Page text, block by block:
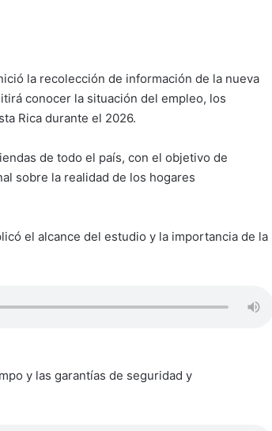
la recolección de información de la nueva
conocer la situación del empleo, los
Rica durante el 2026.
de todo el país, con el objetivo de
sobre la realidad de los hogares
el alcance del estudio y la importancia de la
y las garantías de seguridad y